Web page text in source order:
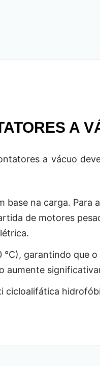
A
a vácuo
base na carga. Para a
de motores
°C), garantindo que o
aumente
cicloalifática